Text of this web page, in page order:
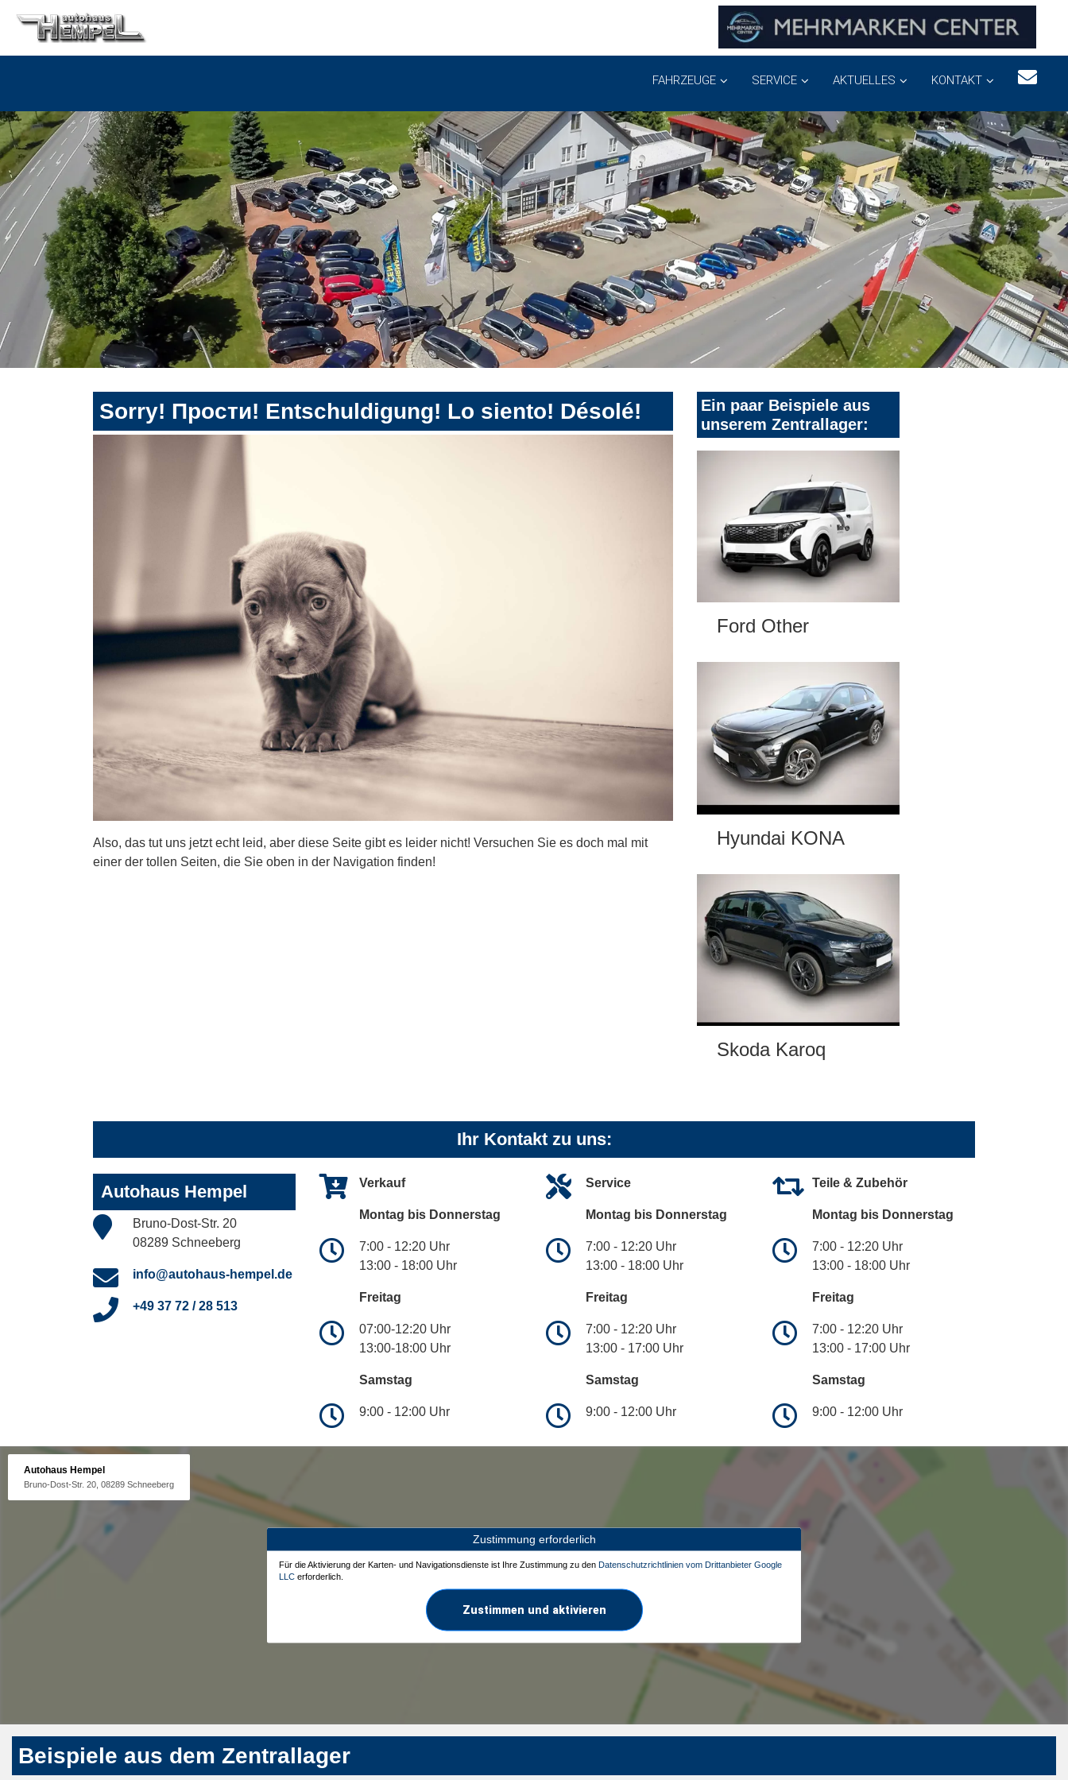
FAHRZEUGE SERVICE AKTUELLES KONTAKT
Sorry! Прости! Entschuldigung! Lo siento! Désolé!
Also, das tut uns jetzt echt leid, aber diese Seite gibt es leider nicht! Versuchen Sie es doch mal mit
einer der tollen Seiten, die Sie oben in der Navigation finden!
Ein paar Beispiele aus
unserem Zentrallager:
Ford Other
Hyundai KONA
Skoda Karoq
Ihr Kontakt zu uns:
Autohaus Hempel
Bruno-Dost-Str. 20
08289 Schneeberg
info@autohaus-hempel.de
+49 37 72 / 28 513
Verkauf
Montag bis Donnerstag
7:00 - 12:20 Uhr
13:00 - 18:00 Uhr
Freitag
07:00-12:20 Uhr
13:00-18:00 Uhr
Samstag
9:00 - 12:00 Uhr
Service
Montag bis Donnerstag
7:00 - 12:20 Uhr
13:00 - 18:00 Uhr
Freitag
7:00 - 12:20 Uhr
13:00 - 17:00 Uhr
Samstag
9:00 - 12:00 Uhr
Teile & Zubehör
Montag bis Donnerstag
7:00 - 12:20 Uhr
13:00 - 18:00 Uhr
Freitag
7:00 - 12:20 Uhr
13:00 - 17:00 Uhr
Samstag
9:00 - 12:00 Uhr
Autohaus Hempel
Bruno-Dost-Str. 20, 08289 Schneeberg
Zustimmung erforderlich
Für die Aktivierung der Karten- und Navigationsdienste ist Ihre Zustimmung zu den Datenschutzrichtlinien vom Drittanbieter Google
LLC erforderlich.
Zustimmen und aktivieren
Beispiele aus dem Zentrallager